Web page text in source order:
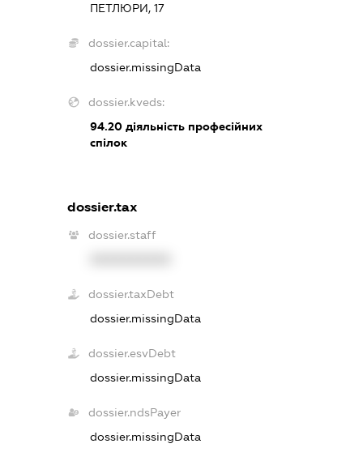
ПЕТЛЮРИ, 17
dossier.capital:
dossier.missingData
dossier.kveds:
94.20діяльність професійних
спілок
dossier.tax
dossier.staff
dossier.taxDebt
dossier.missingData
dossier.esvDebt
dossier.missingData
dossier.ndsPayer
dossier.missingData